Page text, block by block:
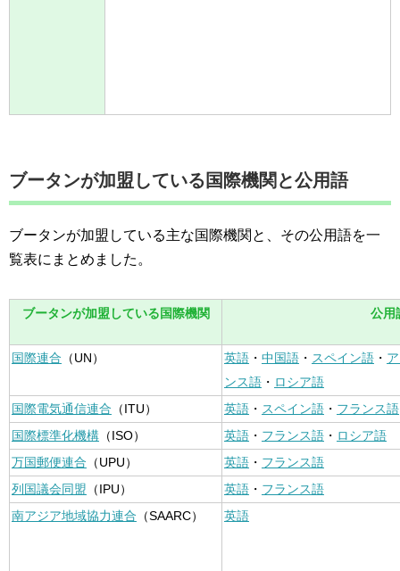
ブータンが加盟している国際機関と公用語
ブータンが加盟している主な国際機関と、その公用語を一
覧表にまとめました。
ブータンが加盟している国際機関 公用
国際連合 （UN） 英語 ・ 中国語 ・ スペイン語 ・
ンス語 ・ ロシア語
国際電気通信連合 （ITU） 英語 ・ スペイン語 ・ フランス語
国際標準化機構 （ISO） 英語 ・ フランス語 ・ ロシア語
万国郵便連合 （UPU） 英語 ・ フランス語
列国議会同盟 （IPU） 英語 ・ フランス語
南アジア地域協力連合 （SAARC） 英語